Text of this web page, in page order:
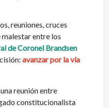
reuniones, cruces
entre los
de Coronel Brandsen
avanzar por la vía
reunión entre
constitucionalista